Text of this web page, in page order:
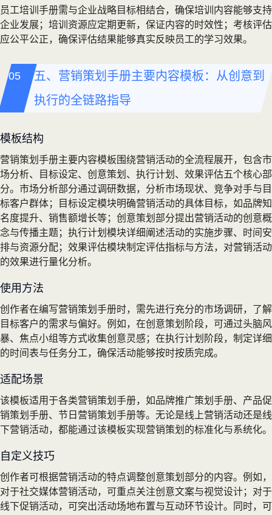
员工培训手册需与企业战略目标相结合，确保培训内容能够支持
企业发展；培训资源应定期更新，保证内容的时效性；考核评估
应公平公正，确保评估结果能够真实反映员工的学习效果。
五、营销策划手册主要内容模板：从创意到
执行的全链路指导
模板结构
营销策划手册主要内容模板围绕营销活动的全流程展开，包含市
场分析、目标设定、创意策划、执行计划、效果评估五个核心部
分。市场分析部分通过调研数据，分析市场现状、竞争对手与目
标客户群体；目标设定模块明确营销活动的具体目标，如品牌知
名度提升、销售额增长等；创意策划部分提出营销活动的创意概
念与传播主题；执行计划模块详细阐述活动的实施步骤、时间安
排与资源分配；效果评估模块制定评估指标与方法，对营销活动
的效果进行量化分析。
使用方法
创作者在编写营销策划手册时，需先进行充分的市场调研，了解
目标客户的需求与偏好。例如，在创意策划阶段，可通过头脑风
暴、焦点小组等方式收集创意灵感；在执行计划阶段，制定详细
的时间表与任务分工，确保活动能够按时按质完成。
适配场景
该模板适用于各类营销策划手册，如品牌推广策划手册、产品促
销策划手册、节日营销策划手册等。无论是线上营销活动还是线
下营销活动，都能通过该模板实现营销策划的标准化与系统化。
自定义技巧
创作者可根据营销活动的特点调整创意策划部分的内容。例如，
对于社交媒体营销活动，可重点关注创意文案与视觉设计；对于
线下促销活动，可突出活动场地布置与互动环节设计。同时，可